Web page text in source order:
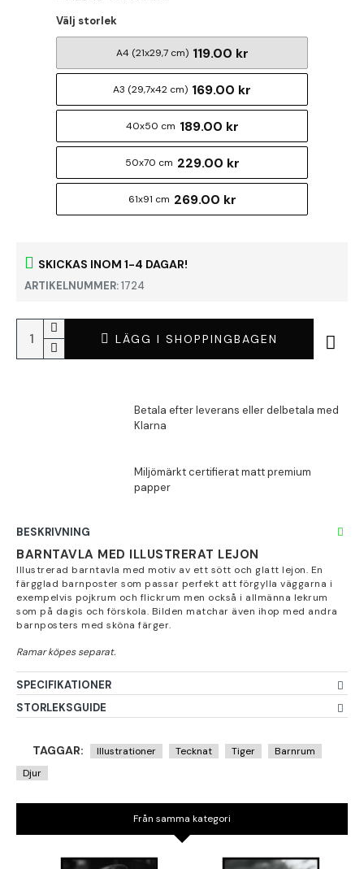
SKICKAS INOM 1-4 DAGAR!
ARTIKELNUMMER:1724
Välj storlek
A4 (21x29,7 cm) 119.00 kr
A3 (29,7x42 cm) 169.00 kr
40x50 cm 189.00 kr
50x70 cm 229.00 kr
61x91 cm 269.00 kr
LÄGG I SHOPPINGBAGEN
BESKRIVNING
BARNTAVLA MED ILLUSTRERAT LEJON
Illustrerad barntavla med motiv av ett sött och glatt lejon. En
färgglad barnposter som passar perfekt att förgylla väggarna i
exempelvis pojkrum och flickrum men också i allmänna lekrum
som på dagis och förskola. Bilden matchar även ihop med andra
barnposters med sköna färger.
SPECIFIKATIONER
STORLEKSGUIDE
TAGGAR: Illustrationer Tecknat Tiger
Barnrum
Djur
Från samma kategori